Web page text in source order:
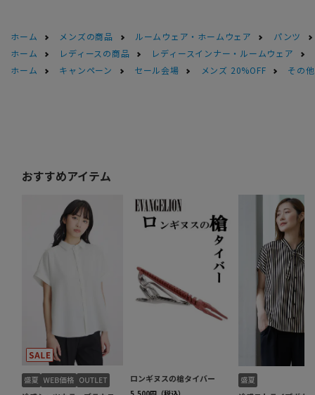
ホーム メンズの商品 ルームウェア・ホームウェア
パンツ
ホーム
レディースの商品
レディースインナー・ルームウェア
ホーム
キャンペーン セール会場 メンズ 20%OFF その